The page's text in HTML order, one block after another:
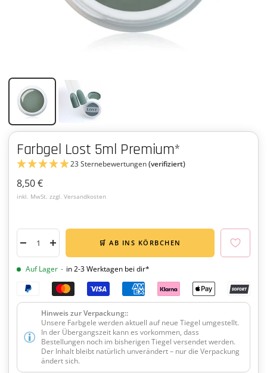
Farbgel Lost 5ml Premium*
23 Sternebewertungen(verifiziert)
Angebotspreis
8,50 €
inkl. MwSt. zzgl. Versandkosten
Menge
Menge
🛒 AB INS KÖRBCHEN
Auf Lager - in 2-3 Werktagen bei dir*
Hinweis zur Verpackung::
Unsere Farbgele werden aktuell auf neue Tiegel umgestellt.
In der Übergangszeit kann es vorkommen, dass
Bestellungen noch im bisherigen Tiegel versendet werden.
Der Inhalt bleibt natürlich unverändert – nur die Verpackung
ändert sich.